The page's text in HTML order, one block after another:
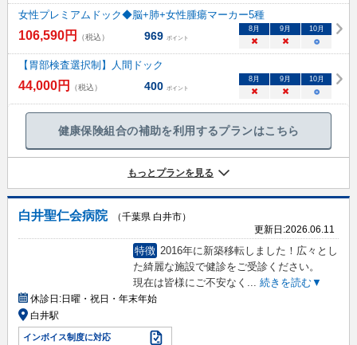
女性プレミアムドック◆脳+肺+女性腫瘍マーカー5種
106,590円 （税込） 969 ポイント
8 月 9 月 10月
× × ○
【胃部検査選択制】人間ドック
44,000円 （税込） 400 ポイント
8 月 9 月 10月
× × ○
健康保険組合の補助を利用するプランはこちら
もっとプランを見る
白井聖仁会病院
（千葉県 白井市）
更新日:2026.06.11
特徴 2016年に新築移転しました！広々とし
た綺麗な施設で健診をご受診ください。
現在は皆様にご不安なく
続きを読む▼
休診日:日曜・祝日・年末年始
白井駅
インボイス制度に対応